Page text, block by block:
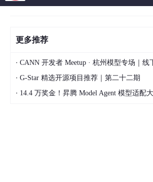
体量是有预判的，1500字以内的核心内容丢
第四步：格式适配——你的学校它都认
写过毕业论文的人都知道，格式调整能把人
有一句话特别实在："找不到自己的学校，可
更多推荐
· CANN 开发者 Meetup · 杭州模型专场｜线下技术
· G-Star 精选开源项目推荐｜第二十二期
· 14.4 万奖金！昇腾 Model Agent 模型适配大赛